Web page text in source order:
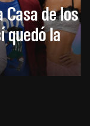
Casa de los
quedó la